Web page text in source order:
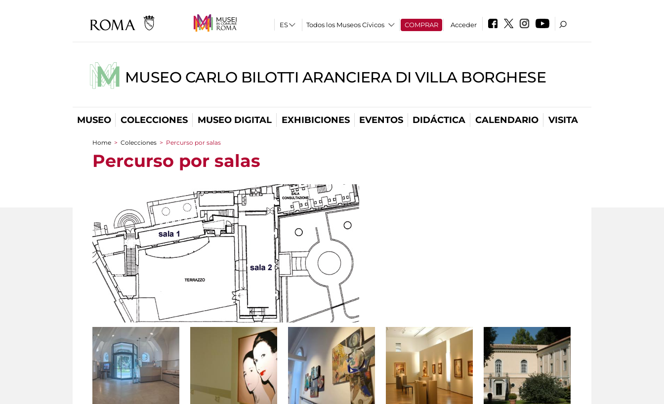
Todos los Museos Cívicos COMPRAR Acceder
MUSEO CARLO BILOTTI ARANCIERA DI VILLA BORGHESE
MUSEO COLECCIONES MUSEO DIGITAL EXHIBICIONES EVENTOS DIDÁCTICA CALENDARIO VISITA
You are here
Home > Colecciones > Percurso por salas
Percurso por salas